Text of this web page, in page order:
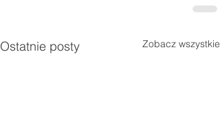
Ostatnie posty Zobacz wszystkie